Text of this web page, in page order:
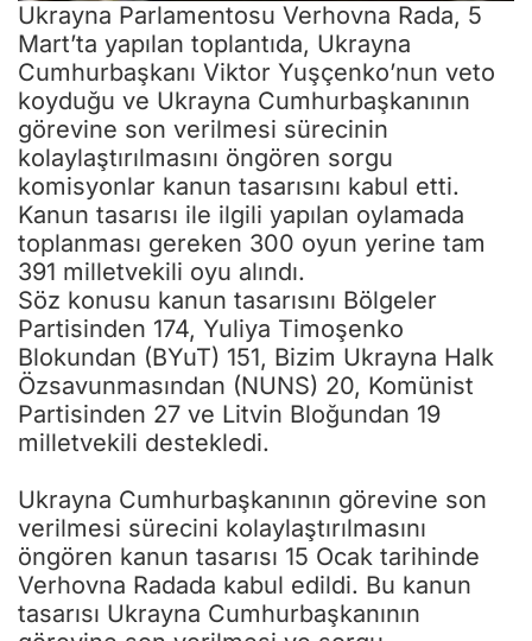
Ukrayna Parlamentosu Verhovna Rada, 5
Mart’ta yapılan toplantıda, Ukrayna
Cumhurbaşkanı Viktor Yuşçenko’nun veto
koyduğu ve Ukrayna Cumhurbaşkanının
görevine son verilmesi sürecinin
kolaylaştırılmasını öngören sorgu
komisyonlar kanun tasarısını kabul etti.
Kanun tasarısı ile ilgili yapılan oylamada
toplanması gereken 300 oyun yerine tam
391 milletvekili oyu alındı.
Söz konusu kanun tasarısını Bölgeler
Partisinden 174, Yuliya Timoşenko
Blokundan (BYuT) 151, Bizim Ukrayna Halk
Özsavunmasından (NUNS) 20, Komünist
Partisinden 27 ve Litvin Bloğundan 19
milletvekili destekledi.
Ukrayna Cumhurbaşkanının görevine son
verilmesi sürecini kolaylaştırılmasını
öngören kanun tasarısı 15 Ocak tarihinde
Verhovna Radada kabul edildi. Bu kanun
tasarısı Ukrayna Cumhurbaşkanının